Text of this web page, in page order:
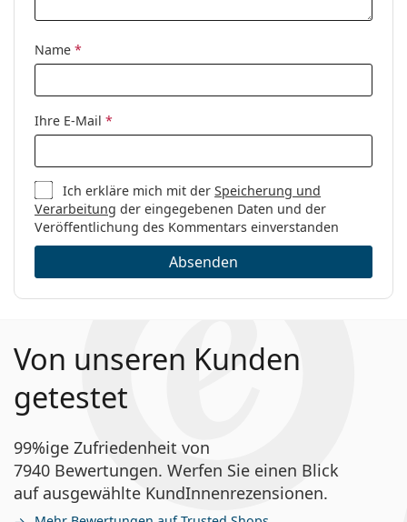
Name *
Ihre E-Mail *
Ich erkläre mich mit derSpeicherung und
Verarbeitung der eingegebenen Daten und der
Veröffentlichung des Kommentars einverstanden
Absenden
Von unseren Kunden
getestet
99%ige Zufriedenheit von
7940 Bewertungen. Werfen Sie einen Blick
auf ausgewählte KundInnenrezensionen.